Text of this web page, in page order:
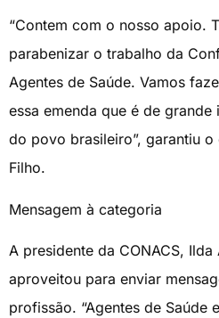
“Contem com o nosso apoio.
parabenizar o trabalho da
Agentes de Saúde. Vamos
essa emenda que é de
do povo brasileiro”, garantiu
Filho.
Mensagem à categoria
A presidente da CONACS,
aproveitou para enviar
profissão. “Agentes de Saúde